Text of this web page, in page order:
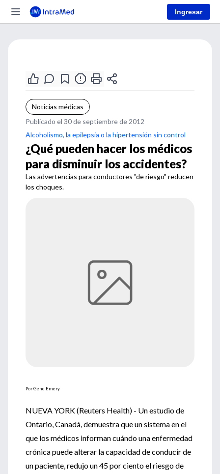
Ingresar
Noticias médicas
Publicado el 30 de septiembre de 2012
Alcoholismo, la epilepsia o la hipertensión sin control
¿Qué pueden hacer los médicos
para disminuir los accidentes?
Las advertencias para conductores "de riesgo" reducen
los choques.
Por Gene Emery
NUEVA YORK (Reuters Health) - Un estudio de
Ontario, Canadá, demuestra que un sistema en el
que los médicos informan cuándo una enfermedad
crónica puede alterar la capacidad de conducir de
un paciente, redujo un 45 por ciento el riesgo de